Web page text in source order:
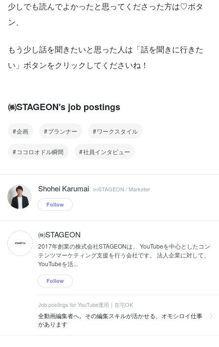
少しでも読んでよかったと思ってくださった方は♡ボタ
ン、
もう少し話を聞きたいと思った人は「話を聞きに行きた
い」ボタンをクリックしてくださいね！
㈱STAGEON's job postings
企画 プランナー ワークスタイル
ココロオドル瞬間 社員インタビュー
Shohei Karumai ㈱STAGEON / Marketer
Follow
㈱STAGEON
2017年創業の株式会社STAGEONは、 YouTubeを中心としたコン
テンツマーケティング支援を行う会社です。 法人企業に対して、
YouTubeを活...
Follow
Job postings for YouTube運用｜在宅OK
全動画編集者へ。その編集スキルが活かせる、オモシロイ仕事
があります